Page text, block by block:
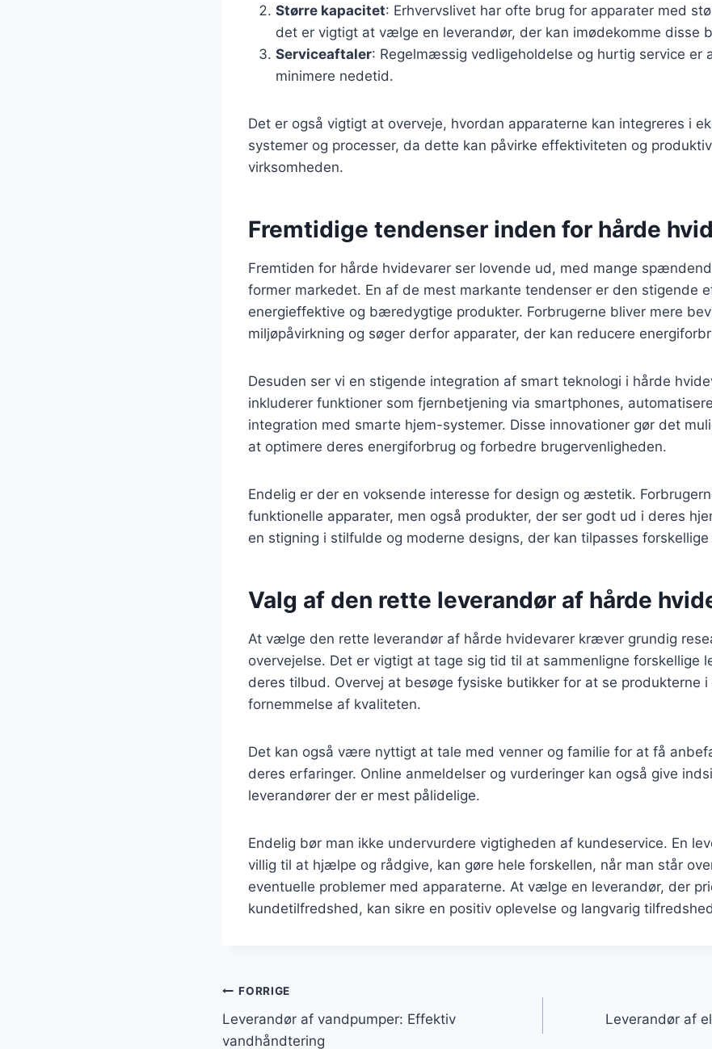
Større kapacitet: Erhvervslivet har ofte brug for apparater med
det er vigtigt at vælge en leverandør, der kan imødekomme disse
Serviceaftaler: Regelmæssig vedligeholdelse og hurtig service er
minimere nedetid.
Det er også vigtigt at overveje, hvordan apparaterne kan integreres i
systemer og processer, da dette kan påvirke effektiviteten og
virksomheden.
Fremtidige tendenser inden for hårde
Fremtiden for hårde hvidevarer ser lovende ud, med mange
former markedet. En af de mest markante tendenser er den stigende
energieffektive og bæredygtige produkter. Forbrugerne bliver mere
miljøpåvirkning og søger derfor apparater, der kan reducere
Desuden ser vi en stigende integration af smart teknologi i hårde
inkluderer funktioner som fjernbetjening via smartphones,
integration med smarte hjem-systemer. Disse innovationer gør det
at optimere deres energiforbrug og forbedre brugervenligheden.
Endelig er der en voksende interesse for design og æstetik.
funktionelle apparater, men også produkter, der ser godt ud i deres
en stigning i stilfulde og moderne designs, der kan tilpasses
Valg af den rette leverandør af hårde
At vælge den rette leverandør af hårde hvidevarer kræver grundig
overvejelse. Det er vigtigt at tage sig tid til at sammenligne forskellige
deres tilbud. Overvej at besøge fysiske butikker for at se produkterne i
fornemmelse af kvaliteten.
Det kan også være nyttigt at tale med venner og familie for at få
deres erfaringer. Online anmeldelser og vurderinger kan også give
leverandører der er mest pålidelige.
Endelig bør man ikke undervurdere vigtigheden af kundeservice. En
villig til at hjælpe og rådgive, kan gøre hele forskellen, når man står
eventuelle problemer med apparaterne. At vælge en leverandør, der
kundetilfredshed, kan sikre en positiv oplevelse og langvarig
Indlægsnavigation
FORRIGE
Leverandør af vandpumper: Effektiv
vandhåndtering
Leverandør af